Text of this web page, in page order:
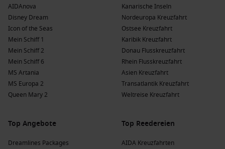
Savona
Explora Journeys
: Explora Journeys hat eine Flotte von 2
Schiffen, wobei
häufig nach Basse-Terre fährt.
Diese Reederei bietet eine exklusive, gehobene
Kreuzfahrterfahrung, oft ab
Miami, Florida, USA.
Die Vorteile einer Kreuzfahrt nach Basse-Terre,
Guadeloupe zu verschiedenen Jahreszeiten
zwischen 24 °C und 30 °C. Diese Zeit ist ideal, um die Natur
genießen.
AIDAnova
Disney Dream
Icon of the Seas
Mein Schiff 1
Mein Schiff 2
Mein Schiff 6
MS Artania
MS Europa 2
Queen Mary 2
Kanarische Inseln
Nordeuropa Kreuzfahrt
Ostsee Kreuzfahrt
Karibik Kreuzfahrt
Donau Flusskreuzfahrt
Rhein Flusskreuzfahrt
Asien Kreuzfahrt
Transatlantik Kreuzfahrt
Weltreise Kreuzfahrt
Top Angebote
Dreamlines Packages
Top Reedereien
AIDA Kreuzfahrten